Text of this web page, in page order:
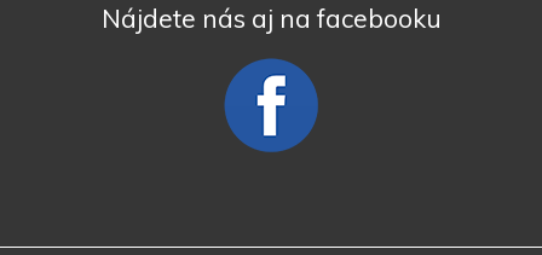
Nájdete nás aj na facebooku